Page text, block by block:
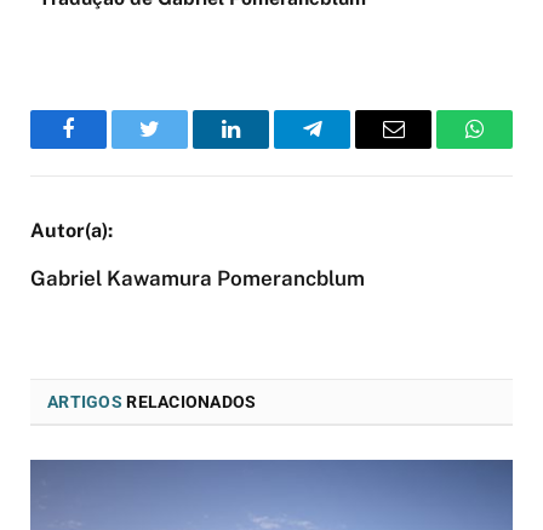
FacebookTwitter LinkedInTelegramEmail
Gabriel Kawamura Pomerancblum
ARTIGOS RELACIONADOS